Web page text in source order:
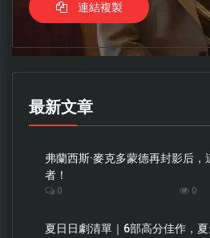
連結複製
最新文章
弗蘭西斯·麥克多蒙德再封影后
者！
0 0
夏日日劇清單｜6部高分佳作，夏